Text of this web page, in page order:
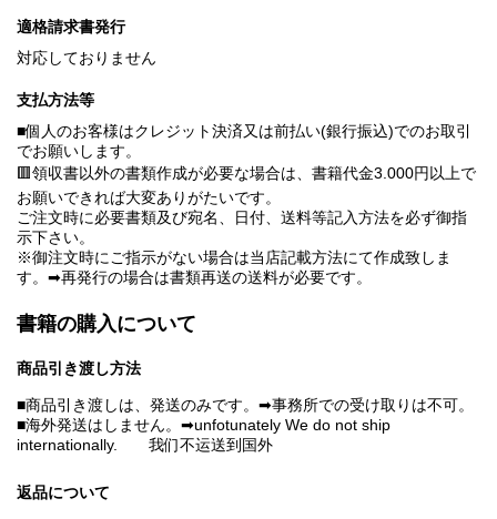
適格請求書発行
対応しておりません
支払方法等
■個人のお客様はクレジット決済又は前払い(銀行振込)でのお取引
でお願いします。
🟥領収書以外の書類作成が必要な場合は、書籍代金3.000円以上で
お願いできれば大変ありがたいです。
ご注文時に必要書類及び宛名、日付、送料等記入方法を必ず御指
示下さい。
※御注文時にご指示がない場合は当店記載方法にて作成致しま
す。➡再発行の場合は書類再送の送料が必要です。
書籍の購入について
商品引き渡し方法
■商品引き渡しは、発送のみです。➡事務所での受け取りは不可。
■海外発送はしません。➡unfotunately We do not ship
internationally. 我们不运送到国外
返品について